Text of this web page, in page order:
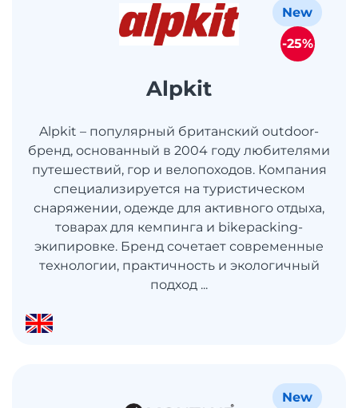
Alpkit
Alpkit – популярный британский outdoor-
бренд, основанный в 2004 году любителями
путешествий, гор и велопоходов. Компания
специализируется на туристическом
снаряжении, одежде для активного отдыха,
товарах для кемпинга и bikepacking-
экипировке. Бренд сочетает современные
технологии, практичность и экологичный
подход ...
New
-25%
New